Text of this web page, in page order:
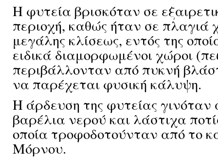
Η φυτεία βρισκόταν σε
περιοχή, καθώς ήταν σε πλαγιά
μεγάλης κλίσεως, εντός της
ειδικά διαμορφωμένοι χώροι
περιβάλλονταν από πυκνή
να παρέχεται φυσική κάλυψη.
Η άρδευση της φυτείας
βαρέλια νερού και λάστιχα
οποία τροφοδοτούνταν από το
Μόρνου.